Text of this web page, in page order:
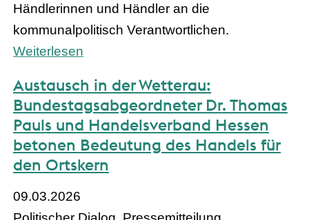
Händlerinnen und Händler an die
kommunalpolitisch Verantwortlichen.
Weiterlesen
Austausch in der Wetterau:
Bundestagsabgeordneter Dr. Thomas
Pauls und Handelsverband Hessen
betonen Bedeutung des Handels für
den Ortskern
09.03.2026